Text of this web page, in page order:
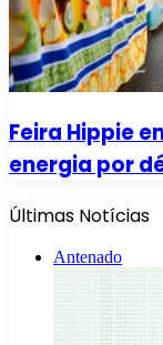
Feira Hippie
energia por
Últimas Notícias
Antenado